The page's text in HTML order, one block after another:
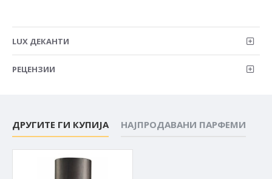
LUX ДЕКАНТИ
РЕЦЕНЗИИ
ДРУГИТЕ ГИ КУПИЈА НАЈПРОДАВАНИ ПАРФЕМИ